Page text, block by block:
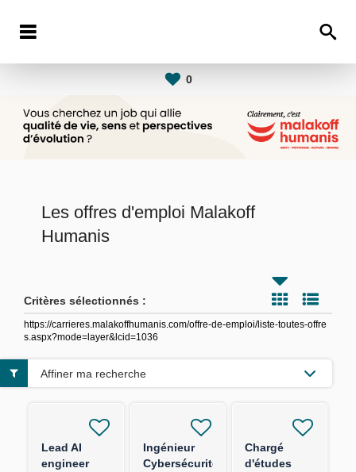
0
Les offres d'emploi Malakoff
Humanis
Critères sélectionnés :
https://carrieres.malakoffhumanis.com/offre-de-emploi/liste-toutes-offre
s.aspx?mode=layer&lcid=1036
Lead AI
engineer
Ingénieur
Cybersécurité
Chargé
d'études
Affiner ma recherche